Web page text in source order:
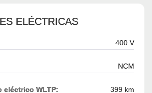
ELÉCTRICAS
400 V
NCM
eléctrico WLTP: 399 km